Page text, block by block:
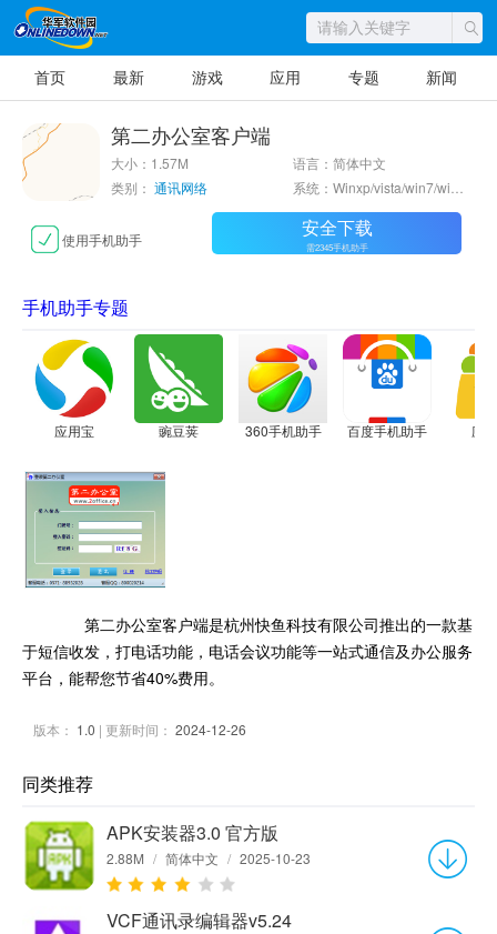
首页 最新 游戏 应用 专题 新闻
第二办公室客户端
大小：1.57M
语言：简体中文
类别： 通讯网络
使用手机助手 安全下载
需2345手机助手
手机助手专题
应用宝 豌豆荚 360手机助手 百度手机助手 应
第二办公室客户端是杭州快鱼科技有限公司推出的一款基
于短信收发，打电话功能，电话会议功能等一站式通信及办公服务
平台，能帮您节省40%费用。
版本： 1.0 | 更新时间： 2024-12-26
同类推荐
APK安装器3.0 官方版
2.88M / 简体中文 / 2025-10-23
VCF通讯录编辑器v5.24